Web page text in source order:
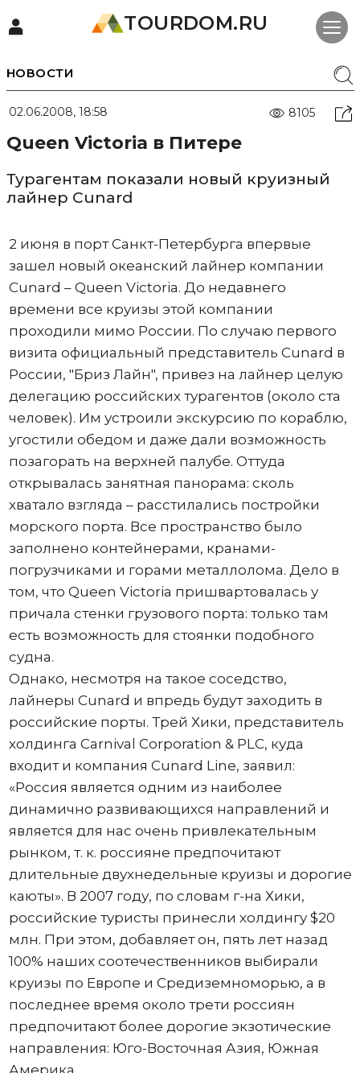
TOURDOM.RU
НОВОСТИ
02.06.2008, 18:58 8105
Queen Victoria в Питере
Турагентам показали новый круизный
лайнер Cunard
2 июня в порт Санкт-Петербурга впервые
зашел новый океанский лайнер компании
Cunard – Queen Victoria. До недавнего
времени все круизы этой компании
проходили мимо России. По случаю первого
визита официальный представитель Cunard в
России, "Бриз Лайн", привез на лайнер целую
делегацию российских турагентов (около ста
человек). Им устроили экскурсию по кораблю,
угостили обедом и даже дали возможность
позагорать на верхней палубе. Оттуда
открывалась занятная панорама: сколь
хватало взгляда – расстилались постройки
морского порта. Все пространство было
заполнено контейнерами, кранами-
погрузчиками и горами металлолома. Дело в
том, что Queen Victoria пришвартовалась у
причала стенки грузового порта: только там
есть возможность для стоянки подобного
судна.
Однако, несмотря на такое соседство,
лайнеры Cunard и впредь будут заходить в
российские порты. Трей Хики, представитель
холдинга Carnival Corporation & PLC, куда
входит и компания Cunard Line, заявил:
«Россия является одним из наиболее
динамично развивающихся направлений и
является для нас очень привлекательным
рынком, т. к. россияне предпочитают
длительные двухнедельные круизы и дорогие
каюты». В 2007 году, по словам г-на Хики,
российские туристы принесли холдингу $20
млн. При этом, добавляет он, пять лет назад
100% наших соотечественников выбирали
круизы по Европе и Средиземноморью, а в
последнее время около трети россиян
предпочитают более дорогие экзотические
направления: Юго-Восточная Азия, Южная
Америка.